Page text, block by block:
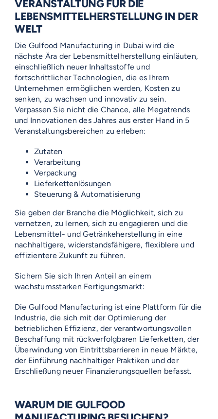
VERANSTALTUNG FÜR DIE
LEBENSMITTELHERSTELLUNG IN DER
WELT
Die Gulfood Manufacturing in Dubai wird die
nächste Ära der Lebensmittelherstellung einläuten,
einschließlich neuer Inhaltsstoffe und
fortschrittlicher Technologien, die es Ihrem
Unternehmen ermöglichen werden, Kosten zu
senken, zu wachsen und innovativ zu sein.
Verpassen Sie nicht die Chance, alle Megatrends
und Innovationen des Jahres aus erster Hand in 5
Veranstaltungsbereichen zu erleben:
Zutaten
Verarbeitung
Verpackung
Lieferkettenlösungen
Steuerung & Automatisierung
Sie geben der Branche die Möglichkeit, sich zu
vernetzen, zu lernen, sich zu engagieren und die
Lebensmittel- und Getränkeherstellung in eine
nachhaltigere, widerstandsfähigere, flexiblere und
effizientere Zukunft zu führen.
Sichern Sie sich Ihren Anteil an einem
wachstumsstarken Fertigungsmarkt:
Die Gulfood Manufacturing ist eine Plattform für die
Industrie, die sich mit der Optimierung der
betrieblichen Effizienz, der verantwortungsvollen
Beschaffung mit rückverfolgbaren Lieferketten, der
Überwindung von Eintrittsbarrieren in neue Märkte,
der Einführung nachhaltiger Praktiken und der
Erschließung neuer Finanzierungsquellen befasst.
WARUM DIE GULFOOD